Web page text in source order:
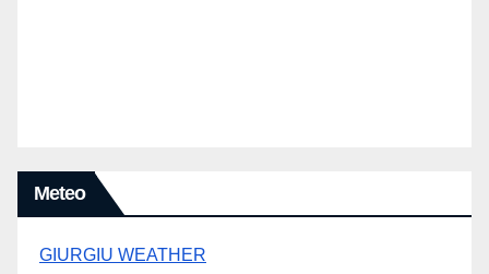
Meteo
GIURGIU WEATHER